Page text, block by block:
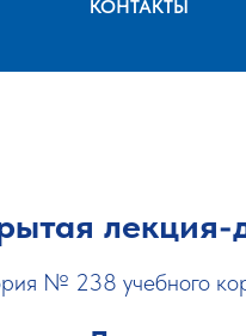
КОНТАКТЫ
лекция-
№ 238 учебного